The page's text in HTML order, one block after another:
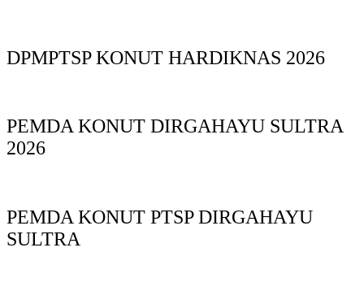
DPMPTSP KONUT HARDIKNAS 2026
PEMDA KONUT DIRGAHAYU SULTRA
2026
PEMDA KONUT PTSP DIRGAHAYU
SULTRA